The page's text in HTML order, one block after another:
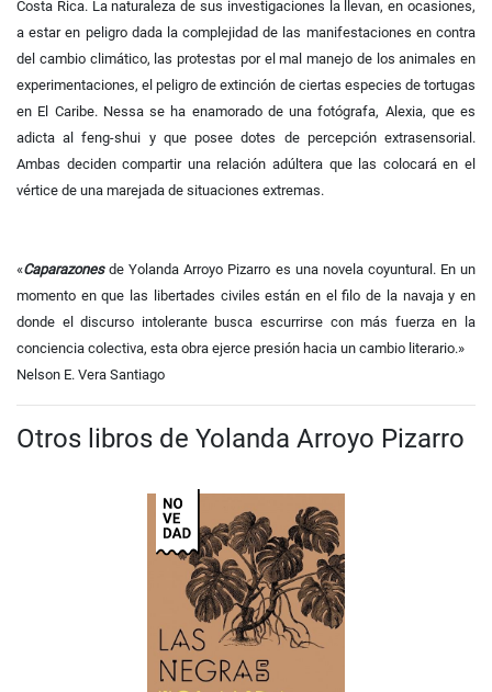
Costa Rica. La naturaleza de sus investigaciones la llevan, en ocasiones,
a estar en peligro dada la complejidad de las manifestaciones en contra
del cambio climático, las protestas por el mal manejo de los animales en
experimentaciones, el peligro de extinción de ciertas especies de tortugas
en El Caribe. Nessa se ha enamorado de una fotógrafa, Alexia, que es
adicta al feng-shui y que posee dotes de percepción extrasensorial.
Ambas deciden compartir una relación adúltera que las colocará en el
vértice de una marejada de situaciones extremas.
«Caparazonesde Yolanda Arroyo Pizarro es una novela coyuntural. En un
momento en que las libertades civiles están en el filo de la navaja y en
donde el discurso intolerante busca escurrirse con más fuerza en la
conciencia colectiva, esta obra ejerce presión hacia un cambio literario.»
Nelson E. Vera Santiago
Otros libros de Yolanda Arroyo Pizarro